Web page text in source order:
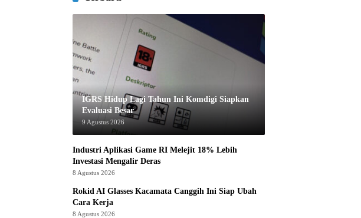
IGRS Hidup Lagi Tahun Ini Komdigi Siapkan
Evaluasi Besar
9 Agustus 2026
Industri Aplikasi Game RI Melejit 18% Lebih
Investasi Mengalir Deras
8 Agustus 2026
Rokid AI Glasses Kacamata Canggih Ini Siap Ubah
Cara Kerja
8 Agustus 2026